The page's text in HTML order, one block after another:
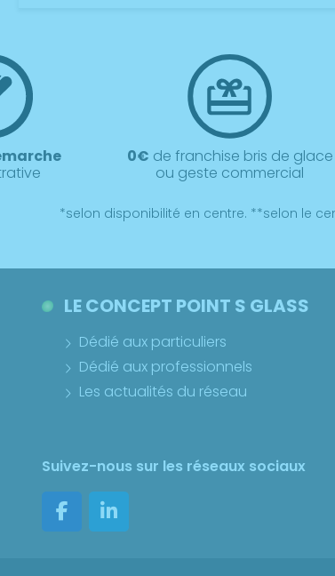
0€ de franchise bris de glace
ou geste commercial
*selon disponibilité en centre. **selon le
LE CONCEPT POINT S GLASS
Dédié aux particuliers
Dédié aux professionnels
Les actualités du réseau
Suivez-nous sur les réseaux sociaux